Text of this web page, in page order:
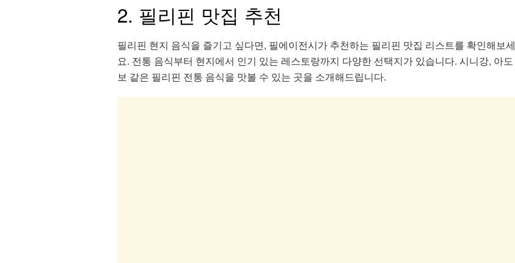
2. 필리핀 맛집 추천
필리핀 현지 음식을 즐기고 싶다면, 필에이전시가 추천하는 필리핀 맛집 리스트를 확인해보세
요. 전통 음식부터 현지에서 인기 있는 레스토랑까지 다양한 선택지가 있습니다. 시니강, 아도
보 같은 필리핀 전통 음식을 맛볼 수 있는 곳을 소개해드립니다.